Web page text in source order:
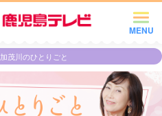
MENU
加茂川のひとりごと